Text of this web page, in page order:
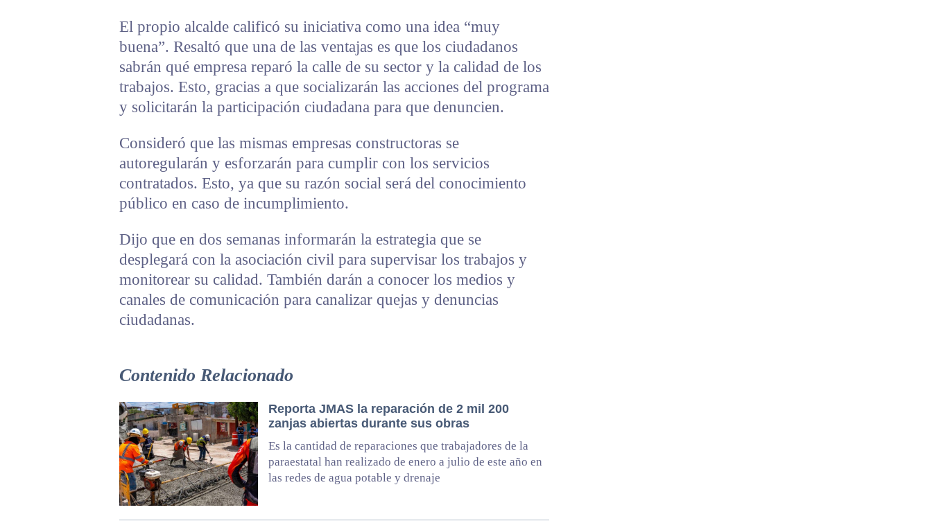
El propio alcalde calificó su iniciativa como una idea “muy
buena”. Resaltó que una de las ventajas es que los ciudadanos
sabrán qué empresa reparó la calle de su sector y la calidad de los
trabajos. Esto, gracias a que socializarán las acciones del programa
y solicitarán la participación ciudadana para que denuncien.
Consideró que las mismas empresas constructoras se
autoregularán y esforzarán para cumplir con los servicios
contratados. Esto, ya que su razón social será del conocimiento
público en caso de incumplimiento.
Dijo que en dos semanas informarán la estrategia que se
desplegará con la asociación civil para supervisar los trabajos y
monitorear su calidad. También darán a conocer los medios y
canales de comunicación para canalizar quejas y denuncias
ciudadanas.
Contenido Relacionado
Reporta JMAS la reparación de 2 mil 200
zanjas abiertas durante sus obras
Es la cantidad de reparaciones que trabajadores de la
paraestatal han realizado de enero a julio de este año en
las redes de agua potable y drenaje